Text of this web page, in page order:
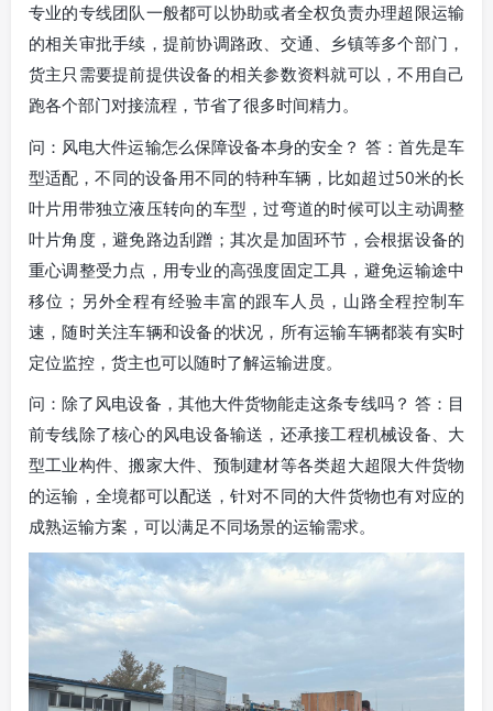
专业的专线团队一般都可以协助或者全权负责办理超限运输
的相关审批手续，提前协调路政、交通、乡镇等多个部门，
货主只需要提前提供设备的相关参数资料就可以，不用自己
跑各个部门对接流程，节省了很多时间精力。
问：风电大件运输怎么保障设备本身的安全？ 答：首先是车
型适配，不同的设备用不同的特种车辆，比如超过50米的长
叶片用带独立液压转向的车型，过弯道的时候可以主动调整
叶片角度，避免路边刮蹭；其次是加固环节，会根据设备的
重心调整受力点，用专业的高强度固定工具，避免运输途中
移位；另外全程有经验丰富的跟车人员，山路全程控制车
速，随时关注车辆和设备的状况，所有运输车辆都装有实时
定位监控，货主也可以随时了解运输进度。
问：除了风电设备，其他大件货物能走这条专线吗？ 答：目
前专线除了核心的风电设备输送，还承接工程机械设备、大
型工业构件、搬家大件、预制建材等各类超大超限大件货物
的运输，全境都可以配送，针对不同的大件货物也有对应的
成熟运输方案，可以满足不同场景的运输需求。